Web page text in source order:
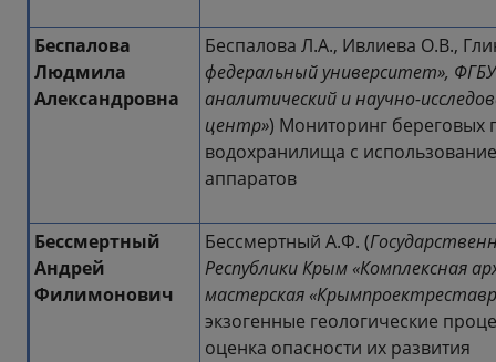
Беспалова
Людмила
Александровна
Беспалова Л.А., Ивлиева О.В.,
федеральный университет»,
аналитический и научно-
центр») Мониторинг береговых
водохранилища с
аппаратов
Бессмертный
Андрей
Филимонович
Бессмертный А.Ф. (
Республики Крым «Комплексная
мастерская
экзогенные геологические
оценка опасности их развития